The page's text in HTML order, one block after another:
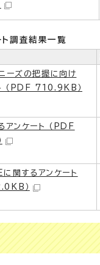
調査結果一覧
ーズの把握に向け
（PDF 710.9KB）
アンケート （PDF
関するアンケート
）